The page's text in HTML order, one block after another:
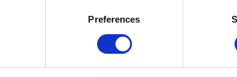
Preferences